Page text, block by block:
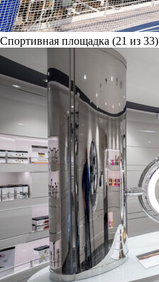
Спортивная площадка (21 из 33)